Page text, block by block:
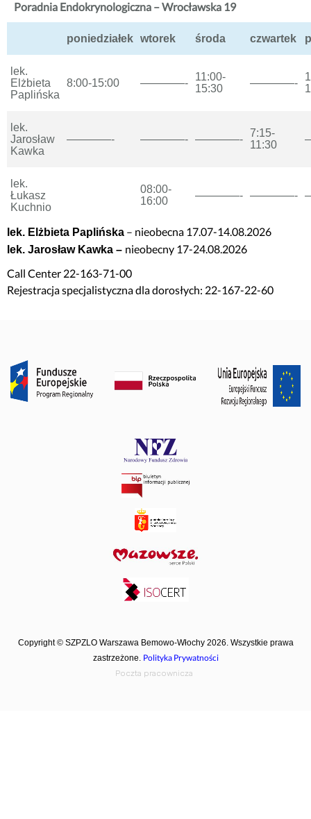
Poradnia Endokrynologiczna – Wrocławska 19
poniedziałek wtorek środa czwartek
lek.
Elżbieta
Paplińska
8:00-15:00 ————-
11:00-
15:30
————-
lek.
Jarosław
Kawka
————- ————- ————-
7:15-
11:30
lek.
Łukasz
Kuchnio
08:00-
16:00
————- ————-
lek. Elżbieta Paplińska – nieobecna 17.07-14.08.2026
lek. Jarosław Kawka – nieobecny 17-24.08.2026
Call Center 22-163-71-00
Rejestracja specjalistyczna dla dorosłych: 22-167-22-60
Copyright © SZPZLO Warszawa Bemowo-Włochy 2026. Wszystkie prawa
zastrzeżone. Polityka Prywatności
Poczta pracownicza